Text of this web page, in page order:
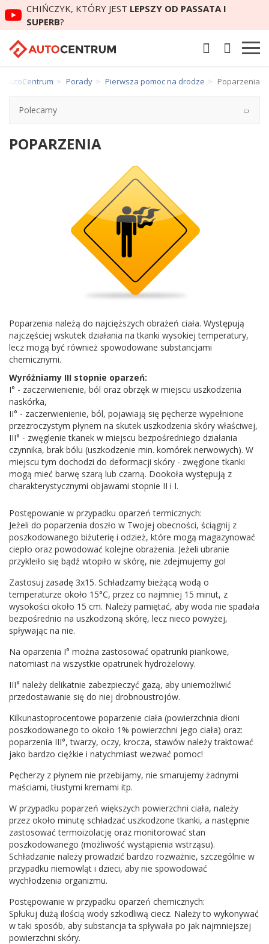
CHIŃCZYK, KTÓRY JEST LEPSZY OD PASSATA I
SUPERB?
AutoCentrum Porady Pierwsza pomoc na drodze Poparzenia
POPARZENIA
Poparzenia należą do najcięższych obrażeń ciała. Występują
najczęściej wskutek działania na tkanki wysokiej temperatury,
lecz mogą być również spowodowane substancjami
chemicznymi.
Wyróżniamy III stopnie oparzeń:
I° - zaczerwienienie, ból oraz obrzęk w miejscu uszkodzenia
naskórka,
II° - zaczerwienienie, ból, pojawiają się pęcherze wypełnione
przezroczystym płynem na skutek uszkodzenia skóry właściwej,
III° - zwęglenie tkanek w miejscu bezpośredniego działania
czynnika, brak bólu (uszkodzenie min. komórek nerwowych). W
miejscu tym dochodzi do deformacji skóry - zwęglone tkanki
mogą mieć barwę szarą lub czarną. Dookoła występują z
charakterystycznymi objawami stopnie II i I.
Postępowanie w przypadku oparzeń termicznych:
Jeżeli do poparzenia doszło w Twojej obecności, ściągnij z
poszkodowanego biżuterię i odzież, które mogą magazynować
ciepło oraz powodować kolejne obrażenia. Jeżeli ubranie
przykleiło się bądź wtopiło w skórę, nie zdejmujemy go!
Zastosuj zasadę 3x15. Schładzamy bieżącą wodą o
temperaturze około 15°C, przez co najmniej 15 minut, z
wysokości około 15 cm. Należy pamiętać, aby woda nie spadała
bezpośrednio na uszkodzoną skórę, lecz nieco powyżej,
spływając na nie.
Na oparzenia I° można zastosować opatrunki piankowe,
natomiast na wszystkie opatrunek hydrożelowy.
III° należy delikatnie zabezpieczyć gazą, aby uniemożliwić
przedostawanie się do niej drobnoustrojów.
Kilkunastoprocentowe poparzenie ciała (powierzchnia dłoni
poszkodowanego to około 1% powierzchni jego ciała) oraz:
poparzenia III°, twarzy, oczy, krocza, stawów należy traktować
jako bardzo ciężkie i natychmiast wezwać pomoc!
Pęcherzy z płynem nie przebijamy, nie smarujemy żadnymi
maściami, tłustymi kremami itp.
W przypadku poparzeń większych powierzchni ciała, należy
przez około minutę schładzać uszkodzone tkanki, a następnie
zastosować termoizolację oraz monitorować stan
poszkodowanego (możliwość wystąpienia wstrząsu).
Schładzanie należy prowadzić bardzo rozważnie, szczególnie w
przypadku niemowląt i dzieci, aby nie spowodować
wychłodzenia organizmu.
Postępowanie w przypadku oparzeń chemicznych:
Spłukuj dużą ilością wody szkodliwą ciecz. Należy to wykonywać
w taki sposób, aby substancja ta spływała po jak najmniejszej
powierzchni skóry.
Polecamy